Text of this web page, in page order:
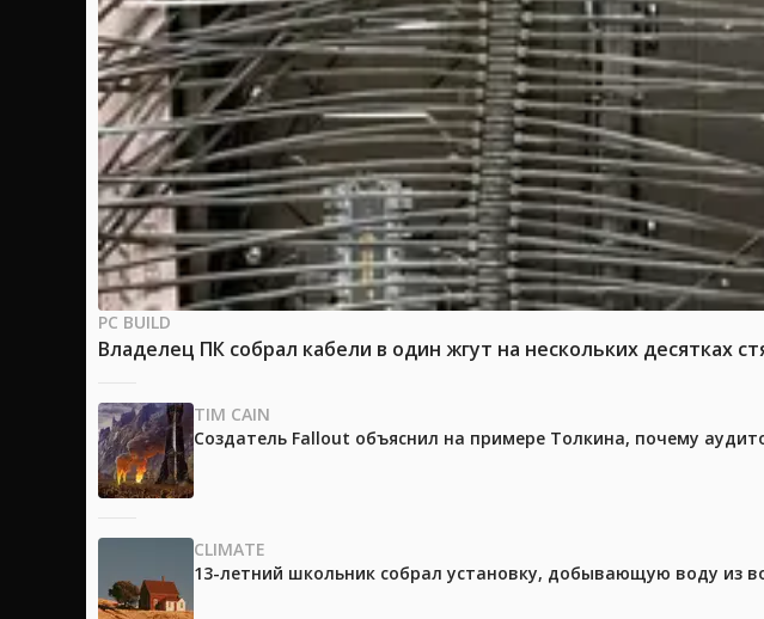
PC BUILD
Владелец ПК собрал кабели в один жгут на нескольких десятках
TIM CAIN
Создатель Fallout объяснил на примере Толкина, почему
CLIMATE
13-летний школьник собрал установку, добывающую воду из